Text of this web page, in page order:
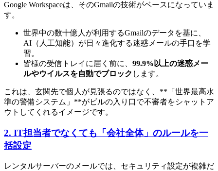
Google Workspaceは、そのGmailの技術がベースになっていま
す。
世界中の数十億人が利用するGmailのデータを基に、
AI（人工知能）が日々進化する迷惑メールの手口を学
習。
皆様の受信トレイに届く前に、 99.9%以上の迷惑メー
ルやウイルスを自動でブロック します。
これは、玄関先で個人が見張るのではなく、**「世界最高水
準の警備システム」**がビルの入り口で不審者をシャットア
ウトしてくれるイメージです。
2. IT担当者でなくても「会社全体」のルールを一
括設定
レンタルサーバーのメールでは、セキュリティ設定が複雑だ